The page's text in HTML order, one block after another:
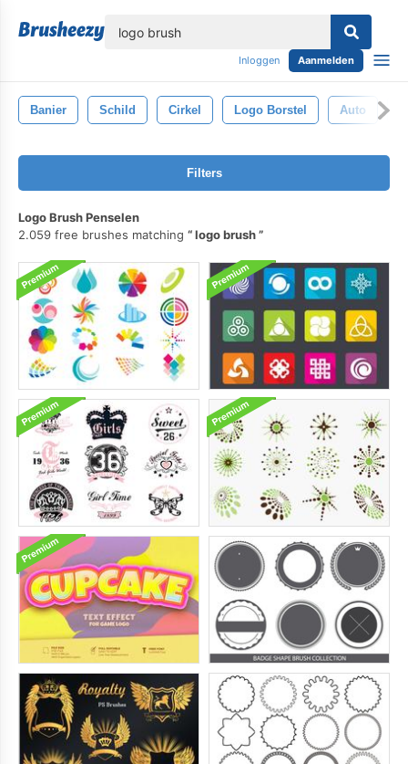
Inloggen Aanmelden
Banier Schild Cirkel Logo Borstel Auto
Filters
Logo Brush Penselen
2.059 free brushes matching
logo brush